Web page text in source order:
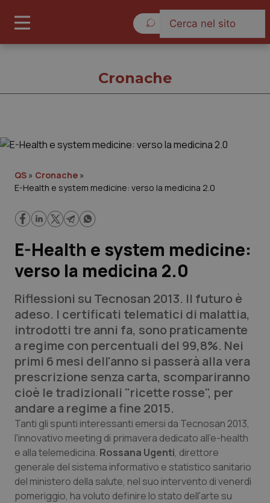
Cronache
Lavoro e Professioni
Scienza e Farmaci
Studi e Analisi
Lettere al direttore
Edizioni Regionali
QS Pro
Professionisti Sanitari.AI
Abruzzo
QS Pro Gold
Cronache
QS » Cronache »
E-Health e system medicine: verso la medicina 2.0
E-Health e system medicine:
verso la medicina 2.0
Riflessioni su Tecnosan 2013. Il futuro è
adeso. I certificati telematici di malattia,
introdotti tre anni fa, sono praticamente
a regime con percentuali del 99,8%. Nei
primi 6 mesi dell'anno si passerà alla vera
prescrizione senza carta, scompariranno
cioè le tradizionali "ricette rosse", per
andare a regime a fine 2015.
Tanti gli spunti interessanti emersi da Tecnosan 2013,
l'innovativo meeting di primavera dedicato all'e-health
e alla telemedicina. Rossana Ugenti, direttore
generale del sistema informativo e statistico sanitario
del ministero della salute, nel suo intervento di venerdì
pomeriggio, ha voluto definire lo stato dell'arte su